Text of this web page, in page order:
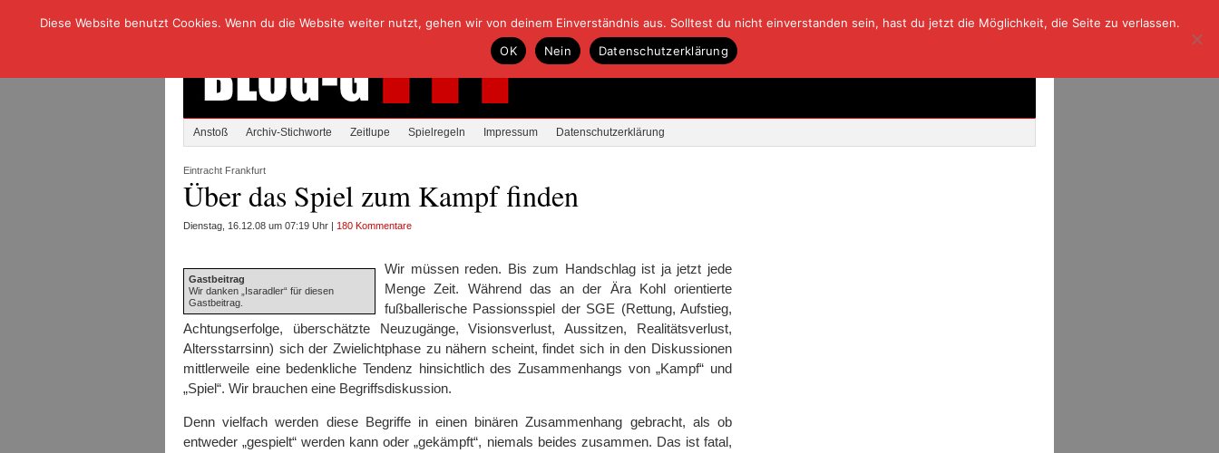
Anstoß Archiv-Stichworte Zeitlupe Spielregeln Impressum Datenschutzerklärung
Eintracht Frankfurt
Über das Spiel zum Kampf finden
Dienstag, 16.12.08 um 07:19 Uhr | 180 Kommentare
Gastbeitrag
Wir danken „Isaradler“ für diesen
Gastbeitrag.
Wir müssen reden. Bis zum Handschlag ist ja jetzt jede
Menge Zeit. Während das an der Ära Kohl orientierte
fußballerische Passionsspiel der SGE (Rettung, Aufstieg,
Achtungserfolge, überschätzte Neuzugänge, Visionsverlust, Aussitzen, Realitätsverlust,
Altersstarrsinn) sich der Zwielichtphase zu nähern scheint, findet sich in den Diskussionen
mittlerweile eine bedenkliche Tendenz hinsichtlich des Zusammenhangs von „Kampf“ und
„Spiel“. Wir brauchen eine Begriffsdiskussion.
Denn vielfach werden diese Begriffe in einen binären Zusammenhang gebracht, als ob
entweder „gespielt“ werden kann oder „gekämpft“, niemals beides zusammen. Das ist fatal,
Diese Website benutzt Cookies. Wenn du die Website weiter nutzt, gehen wir von deinem Einverständnis aus. Solltest du nicht einverstanden sein, hast du jetzt die Möglichkeit, die Seite zu verlassen.
OK
Nein Datenschutzerklärung